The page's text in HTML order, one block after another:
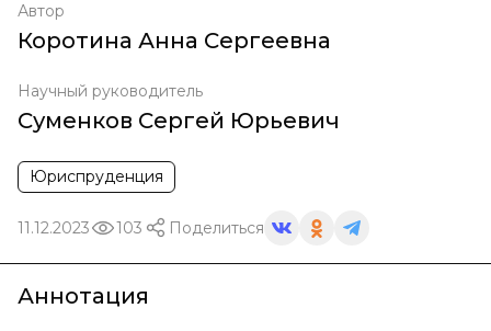
Автор
Коротина Анна Сергеевна
Научный руководитель
Суменков Сергей Юрьевич
Юриспруденция
11.12.2023 103 Поделиться
Аннотация